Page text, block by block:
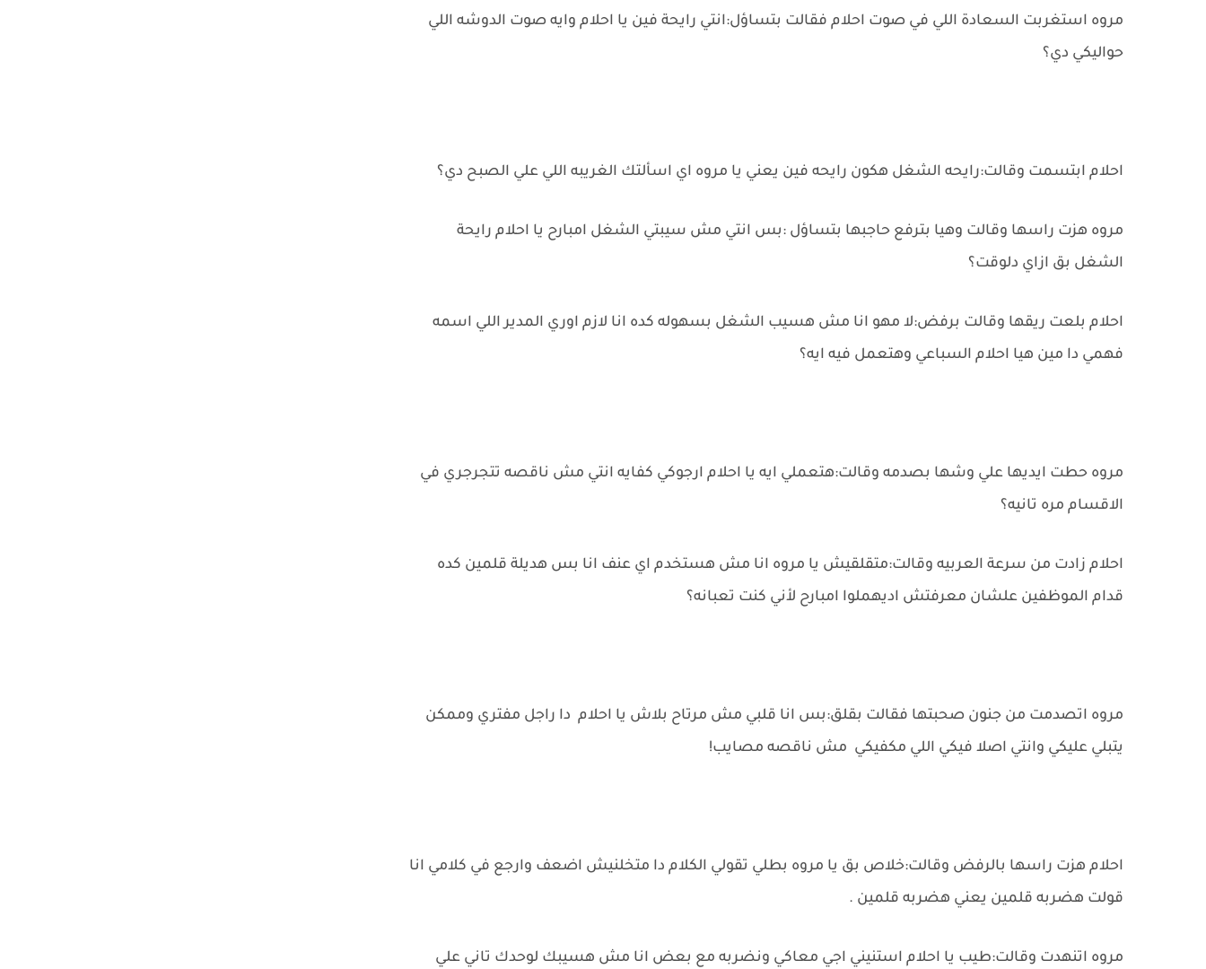
مروه استغربت السعادة اللي في صوت احلام فقالت بتساؤل:انتي رايحة فين يا احلام وايه صوت الدوشه اللي
حواليكي دي؟
احلام ابتسمت وقالت:رايحه الشغل هكون رايحه فين يعني يا مروه اي اسألتك الغريبه اللي علي الصبح دي؟
مروه هزت راسها وقالت وهيا بترفع حاجبها بتساؤل :بس انتي مش سيبتي الشغل امبارح يا احلام رايحة
الشغل بق ازاي دلوقت؟
احلام بلعت ريقها وقالت برفض:لا مهو انا مش هسيب الشغل بسهوله كده انا لازم اوري المدير اللي اسمه
فهمي دا مين هيا احلام السباعي وهتعمل فيه ايه؟
مروه حطت ايديها علي وشها بصدمه وقالت:هتعملي ايه يا احلام ارجوكي كفايه انتي مش ناقصه تتجرجري في
الاقسام مره تانيه؟
احلام زادت من سرعة العربيه وقالت:متقلقيش يا مروه انا مش هستخدم اي عنف انا بس هديلة قلمين كده
قدام الموظفين علشان معرفتش اديهملوا امبارح لأني كنت تعبانه؟
مروه اتصدمت من جنون صحبتها فقالت بقلق:بس انا قلبي مش مرتاح بلاش يا احلام دا راجل مفتري وممكن
يتبلي عليكي وانتي اصلا فيكي اللي مكفيكي مش ناقصه مصايب!
احلام هزت راسها بالرفض وقالت:خلاص بق يا مروه بطلي تقولي الكلام دا متخلنيش اضعف وارجع في كلامي انا
قولت هضربه قلمين يعني هضربه قلمين .
مروه اتنهدت وقالت:طيب يا احلام استنيني اجي معاكي ونضربه مع بعض انا مش هسيبك لوحدك تاني علي